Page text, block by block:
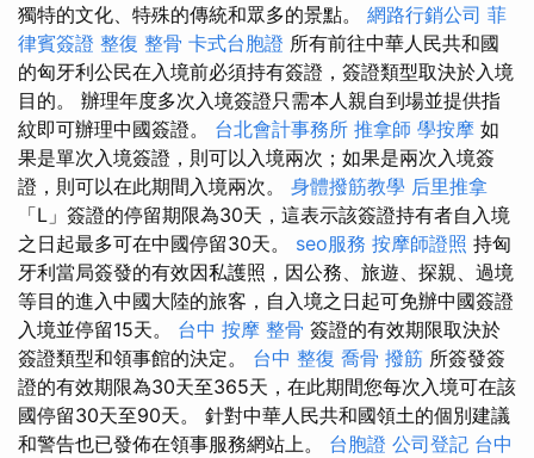
獨特的文化、特殊的傳統和眾多的景點。 網路行銷公司 菲
律賓簽證 整復 整骨 卡式台胞證 所有前往中華人民共和國
的匈牙利公民在入境前必須持有簽證，簽證類型取決於入境
目的。 辦理年度多次入境簽證只需本人親自到場並提供指
紋即可辦理中國簽證。 台北會計事務所 推拿師 學按摩 如
果是單次入境簽證，則可以入境兩次；如果是兩次入境簽
證，則可以在此期間入境兩次。 身體撥筋教學 后里推拿
「L」簽證的停留期限為30天，這表示該簽證持有者自入境
之日起最多可在中國停留30天。 seo服務 按摩師證照 持匈
牙利當局簽發的有效因私護照，因公務、旅遊、探親、過境
等目的進入中國大陸的旅客，自入境之日起可免辦中國簽證
入境並停留15天。 台中 按摩 整骨 簽證的有效期限取決於
簽證類型和領事館的決定。 台中 整復 喬骨 撥筋 所簽發簽
證的有效期限為30天至365天，在此期間您每次入境可在該
國停留30天至90天。 針對中華人民共和國領土的個別建議
和警告也已發佈在領事服務網站上。 台胞證 公司登記 台中